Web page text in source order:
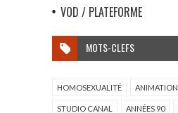
VOD / PLATEFORME
MOTS-CLEFS
HOMOSEXUALITÉ ANIMATION
STUDIO CANAL ANNÉES 90